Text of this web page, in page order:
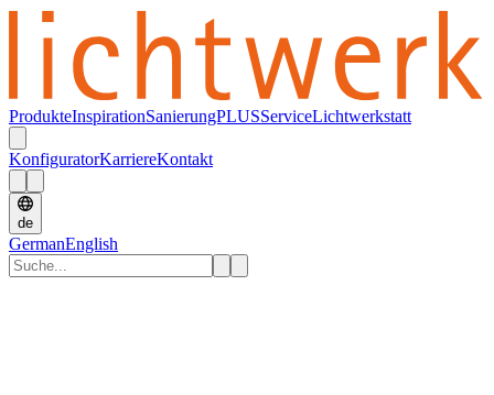
ProdukteInspirationSanierungPLUSServiceLichtwerkstatt
KonfiguratorKarriereKontakt
de
GermanEnglish